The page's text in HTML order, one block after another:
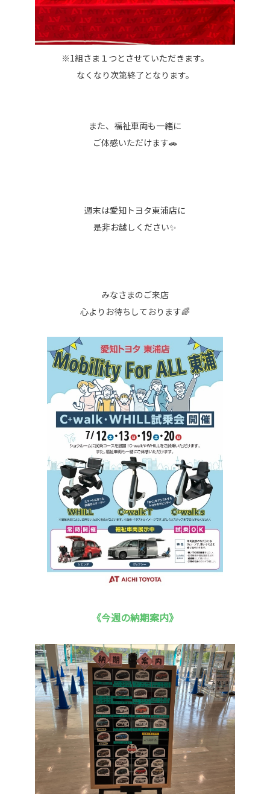
※1組さま１つとさせていただきます。
なくなり次第終了となります。
また、福祉車両も一緒に
ご体感いただけます🚗
週末は愛知トヨタ東浦店に
是非お越しください✨
みなさまのご来店
心よりお待ちしております🌈
《今週の納期案内》